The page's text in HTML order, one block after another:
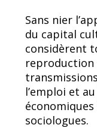
Sans nier
du capital
considèrent
reproduction
l’emploi et
sociologues.